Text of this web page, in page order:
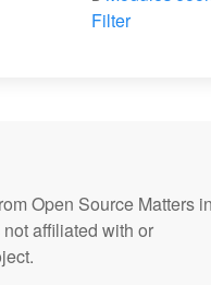
Filter
Open Source Matters in
affiliated with or